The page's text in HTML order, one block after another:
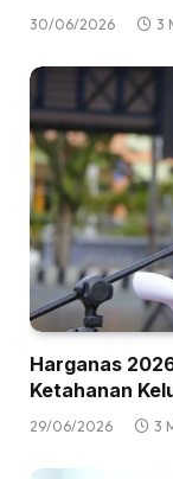
30/06/2026 3
Harganas
Ketahanan
29/06/2026 3